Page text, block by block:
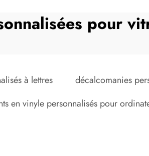
pour
à lettres
décalcomanies
en vinyle personnalisés pour